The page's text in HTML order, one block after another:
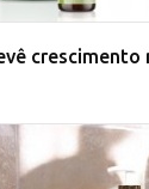
crescimento